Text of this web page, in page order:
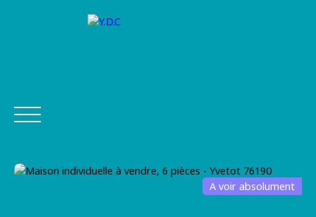
FINANCEMENT ASSURANCE
A voir absolument